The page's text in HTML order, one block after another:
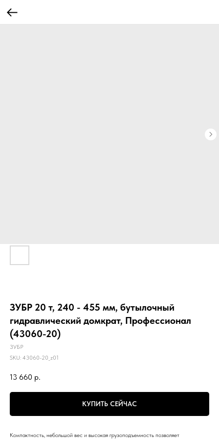
ЗУБР 20 т, 240 - 455 мм, бутылочный
гидравлический домкрат, Профессионал
(43060-20)
ЗУБР
SKU: 43060-20_z01
13 660 р.
КУПИТЬ СЕЙЧАС
Компактность, небольшой вес и высокая грузоподъемность позволяет